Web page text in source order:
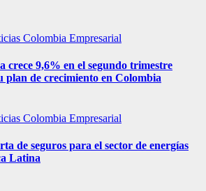
Colombia Empresarial
9,6% en el segundo trimestre
plan de crecimiento en Colombia
Colombia Empresarial
de seguros para el sector de energías
Latina